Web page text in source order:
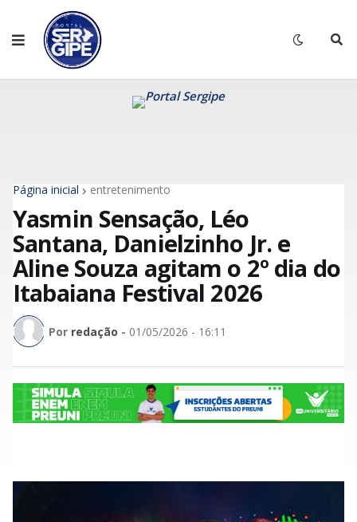
Página inicial entretenimento
Yasmin Sensação, Léo
Santana, Danielzinho Jr. e
Aline Souza agitam o 2º dia do
Itabaiana Festival 2026
Por redação - 01/05/2026 - 16:11